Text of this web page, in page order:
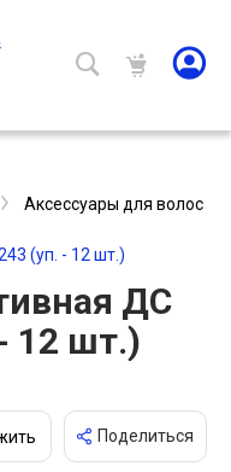
Аксессуары для волос
(уп. - 12 шт.)
ДС
12 шт.)
Поделиться